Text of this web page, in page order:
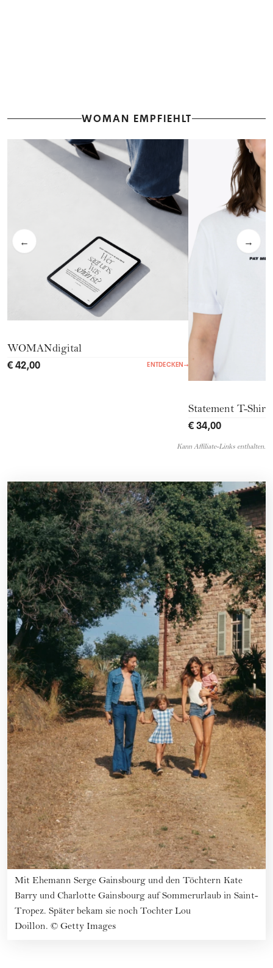
WOMAN EMPFIEHLT
← →
WOMANdigital
€ 42,00 ENTDECKEN→
Statement T-Shirt
€ 34,00
Kann Affiliate-Links enthalten.
Mit Ehemann Serge Gainsbourg und den Töchtern Kate
Barry und Charlotte Gainsbourg auf Sommerurlaub in Saint-
Tropez. Später bekam sie noch Tochter Lou
Doillon. © Getty Images